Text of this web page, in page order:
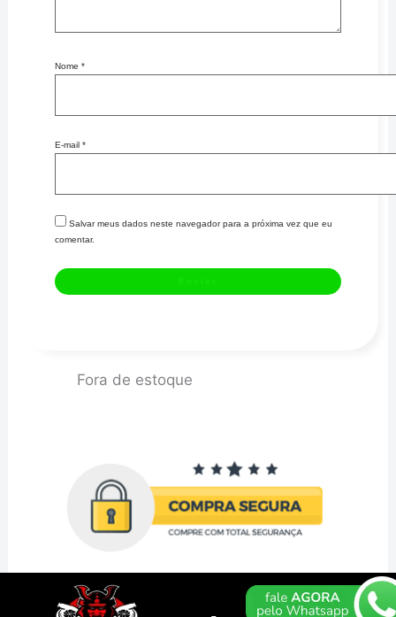
Nome *
E-mail *
Salvar meus dados neste navegador para a próxima vez que eu
comentar.
Fora de estoque
CONTATO